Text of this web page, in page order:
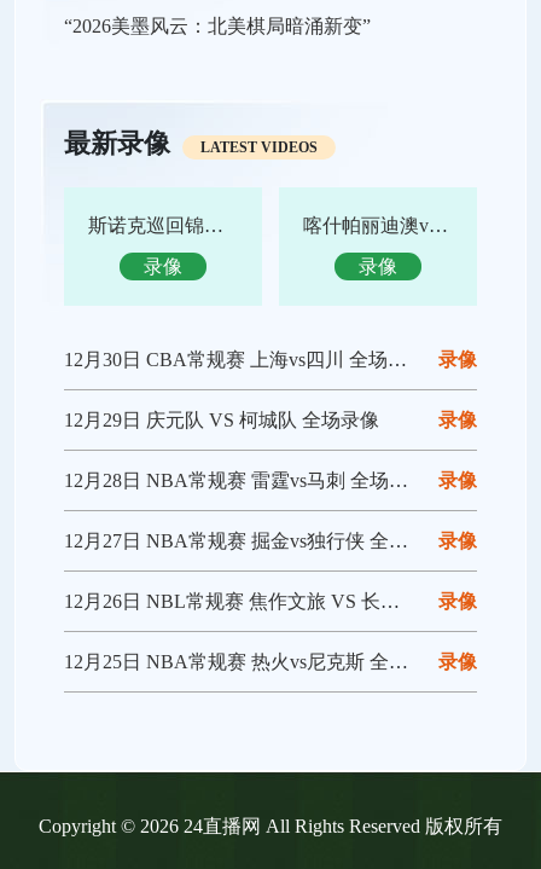
“2026美墨风云：北美棋局暗涌新变”
最新录像 LATEST VIDEOS
斯诺克巡回锦标赛决赛 特鲁姆普vs赵心童 全场录像回放
录像
喀什帕丽迪澳vs吴川青年 全场录像回放
录像
录像
12月30日 CBA常规赛 上海vs四川 全场录像回放
录像
12月29日 庆元队 VS 柯城队 全场录像
录像
12月28日 NBA常规赛 雷霆vs马刺 全场录像回放
录像
12月27日 NBA常规赛 掘金vs独行侠 全场录像回放
录像
12月26日 NBL常规赛 焦作文旅 VS 长沙勇胜 全场录像
录像
12月25日 NBA常规赛 热火vs尼克斯 全场录像回放
Copyright © 2026 24直播网 All Rights Reserved 版权所有